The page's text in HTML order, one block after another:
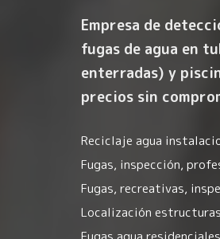
Empresa de
fugas de agua en
enterradas) y
precios sin
Reciclaje agua
Fugas, inspección,
Fugas, recreativas,
Localización